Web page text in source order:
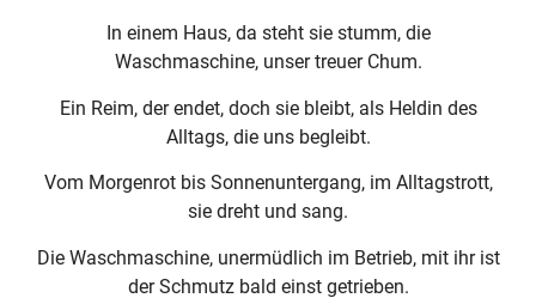
In einem Haus, da steht sie stumm, die
Waschmaschine, unser treuer Chum.
Ein Reim, der endet, doch sie bleibt, als Heldin des
Alltags, die uns begleibt.
Vom Morgenrot bis Sonnenuntergang, im Alltagstrott,
sie dreht und sang.
Die Waschmaschine, unermüdlich im Betrieb, mit ihr ist
der Schmutz bald einst getrieben.